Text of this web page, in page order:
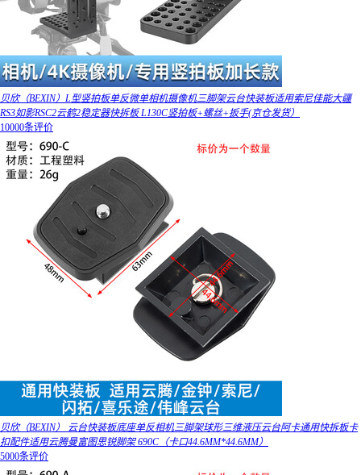
贝欣（BEXIN）L型竖拍板单反微单相机摄像机三脚架云台快装板适用索尼佳能大疆
RS3如影RSC2云鹤2稳定器快拆板 L130C竖拍板+螺丝+扳手(京仓发货）
10000条评价
贝欣（BEXIN） 云台快装板底座单反相机三脚架球形三维液压云台阿卡通用快拆板卡
扣配件适用云腾曼富图思锐脚架 690C（卡口44.6MM*44.6MM）
5000条评价